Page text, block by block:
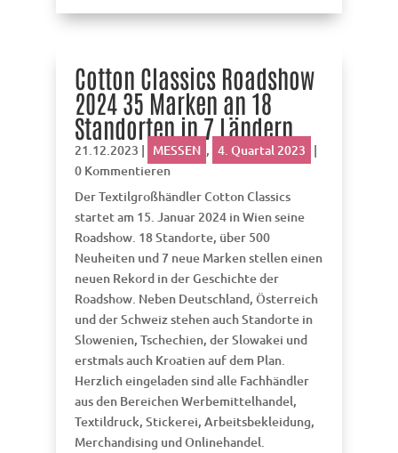
Cotton Classics Roadshow
2024 35 Marken an 18
Standorten in 7 Ländern
21.12.2023 | MESSEN , 4. Quartal 2023 |
0 Kommentieren
Der Textilgroßhändler Cotton Classics
startet am 15. Januar 2024 in Wien seine
Roadshow. 18 Standorte, über 500
Neuheiten und 7 neue Marken stellen einen
neuen Rekord in der Geschichte der
Roadshow. Neben Deutschland, Österreich
und der Schweiz stehen auch Standorte in
Slowenien, Tschechien, der Slowakei und
erstmals auch Kroatien auf dem Plan.
Herzlich eingeladen sind alle Fachhändler
aus den Bereichen Werbemittelhandel,
Textildruck, Stickerei, Arbeitsbekleidung,
Merchandising und Onlinehandel.